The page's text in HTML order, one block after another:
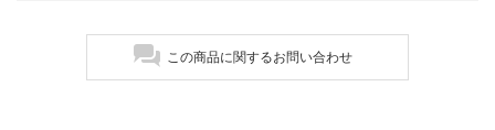
この商品に関するお問い合わせ